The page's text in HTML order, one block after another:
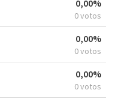
0,00%
0 votos
0,00%
0 votos
0,00%
0 votos